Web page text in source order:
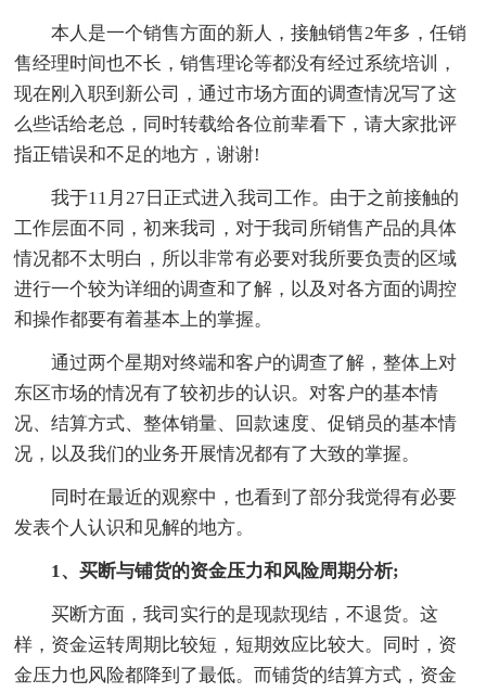
本人是一个销售方面的新人，接触销售2年多，任销
售经理时间也不长，销售理论等都没有经过系统培训，
现在刚入职到新公司，通过市场方面的调查情况写了这
么些话给老总，同时转载给各位前辈看下，请大家批评
指正错误和不足的地方，谢谢!
我于11月27日正式进入我司工作。由于之前接触的
工作层面不同，初来我司，对于我司所销售产品的具体
情况都不太明白，所以非常有必要对我所要负责的区域
进行一个较为详细的调查和了解，以及对各方面的调控
和操作都要有着基本上的掌握。
通过两个星期对终端和客户的调查了解，整体上对
东区市场的情况有了较初步的认识。对客户的基本情
况、结算方式、整体销量、回款速度、促销员的基本情
况，以及我们的业务开展情况都有了大致的掌握。
同时在最近的观察中，也看到了部分我觉得有必要
发表个人认识和见解的地方。
1、买断与铺货的资金压力和风险周期分析;
买断方面，我司实行的是现款现结，不退货。这
样，资金运转周期比较短，短期效应比较大。同时，资
金压力也风险都降到了最低。而铺货的结算方式，资金